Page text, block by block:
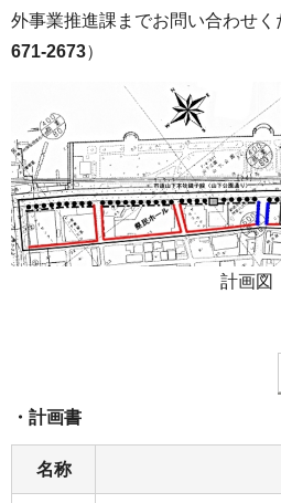
外事業推進課までお問い合わせく
671-2673）
計画図
・計画書
名称